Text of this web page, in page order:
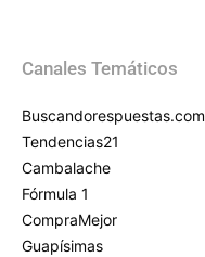
Canales Temáticos
Buscandorespuestas.com
Tendencias21
Cambalache
Fórmula 1
CompraMejor
Guapísimas